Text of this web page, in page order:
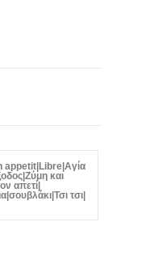
appetit|Libre|Αγία
και
απετί|
τσι|